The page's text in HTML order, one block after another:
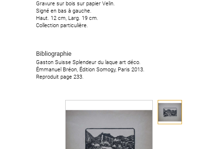
Gravure sur bois sur papier Velin.
Signé en bas à gauche.
Haut. 12 cm, Larg. 19 cm.
Collection particulière.
Bibliographie
Gaston Suisse Splendeur du laque art déco.
Émmanuel Bréon, Édition Somogy, Paris 2013.
Reproduit page 233.
Gravure sur bois sur papier Velin.
Signé en bas à gauche.
Haut. 12 cm, Larg. 19 cm.
Collection particulière.
Bibliographie
Gaston Suisse Splendeur du laque art déco.
Émmanuel Bréon, Édition Somogy, Paris 2013.
Reproduit page 233.